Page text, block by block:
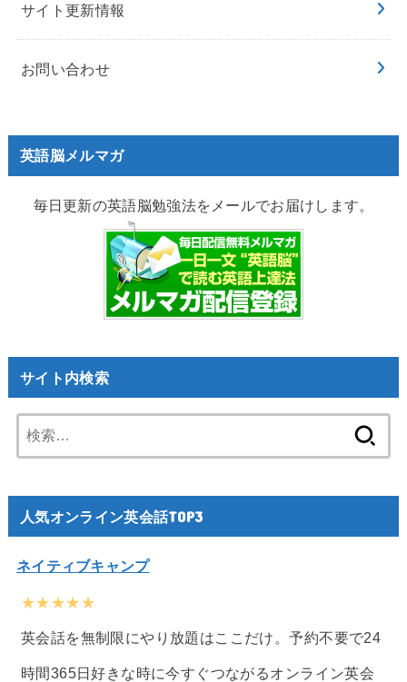
サイト更新情報
お問い合わせ
英語脳メルマガ
毎日更新の英語脳勉強法をメールでお届けします。
サイト内検索
索:
人気オンライン英会話TOP3
ネイティブキャンプ
★★★★★
英会話を無制限にやり放題はここだけ。予約不要で24
時間365日好きな時に今すぐつながるオンライン英会